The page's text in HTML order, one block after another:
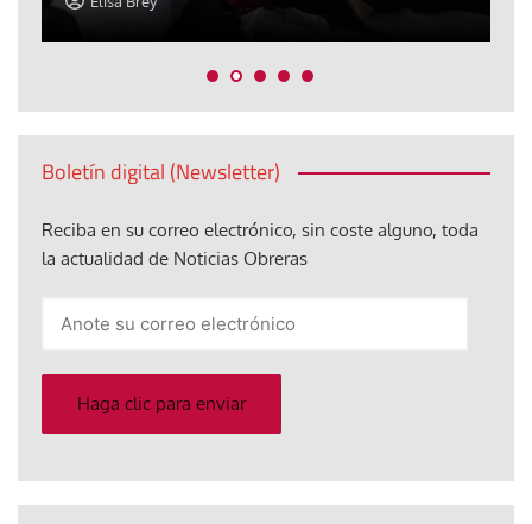
Boletín digital (Newsletter)
Reciba en su correo electrónico, sin coste alguno, toda
la actualidad de Noticias Obreras
electrónico
Haga clic para enviar